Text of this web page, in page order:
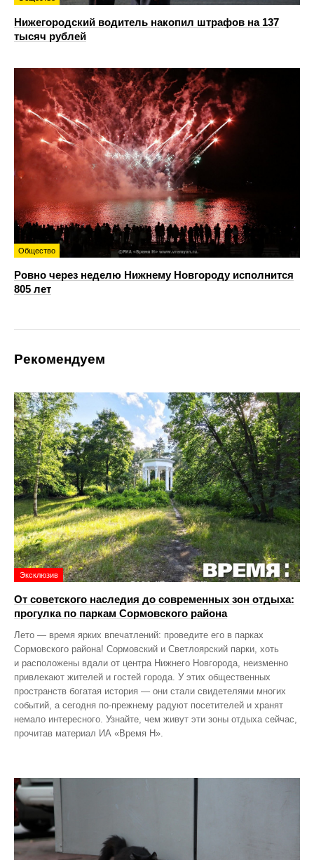
Нижегородский водитель накопил штрафов на 137
тысяч рублей
Общество
Ровно через неделю Нижнему Новгороду исполнится
805 лет
Рекомендуем
Эксклюзив
От советского наследия до современных зон отдыха:
прогулка по паркам Сормовского района
Лето — время ярких впечатлений: проведите его в парках
Сормовского района! Сормовский и Светлоярский парки, хоть
и расположены вдали от центра Нижнего Новгорода, неизменно
привлекают жителей и гостей города. У этих общественных
пространств богатая история — они стали свидетелями многих
событий, а сегодня по‑прежнему радуют посетителей и хранят
немало интересного. Узнайте, чем живут эти зоны отдыха сейчас,
прочитав материал ИА «Время Н».